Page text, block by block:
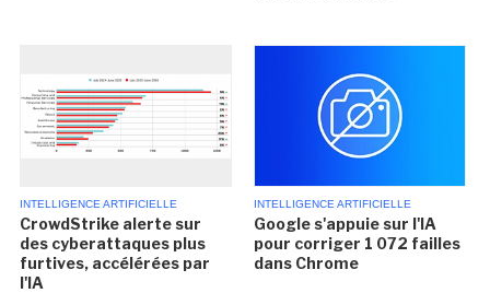
INTELLIGENCE ARTIFICIELLE
CrowdStrike alerte sur
des cyberattaques plus
furtives, accélérées par
l'IA
INTELLIGENCE ARTIFICIELLE
Google s'appuie sur l'IA
pour corriger 1 072 failles
dans Chrome